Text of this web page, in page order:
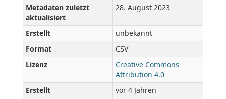
Metadaten zuletzt
aktualisiert
28. August 2023
Erstellt
unbekannt
Format
CSV
Lizenz
Creative Commons
Attribution 4.0
Erstellt
vor 4 Jahren